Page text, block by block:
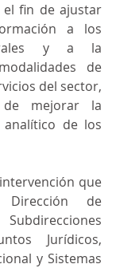
fin de ajustar
a los
y a la
de
del sector,
mejorar la
de los
que
de
Jurídicos,
y Sistemas